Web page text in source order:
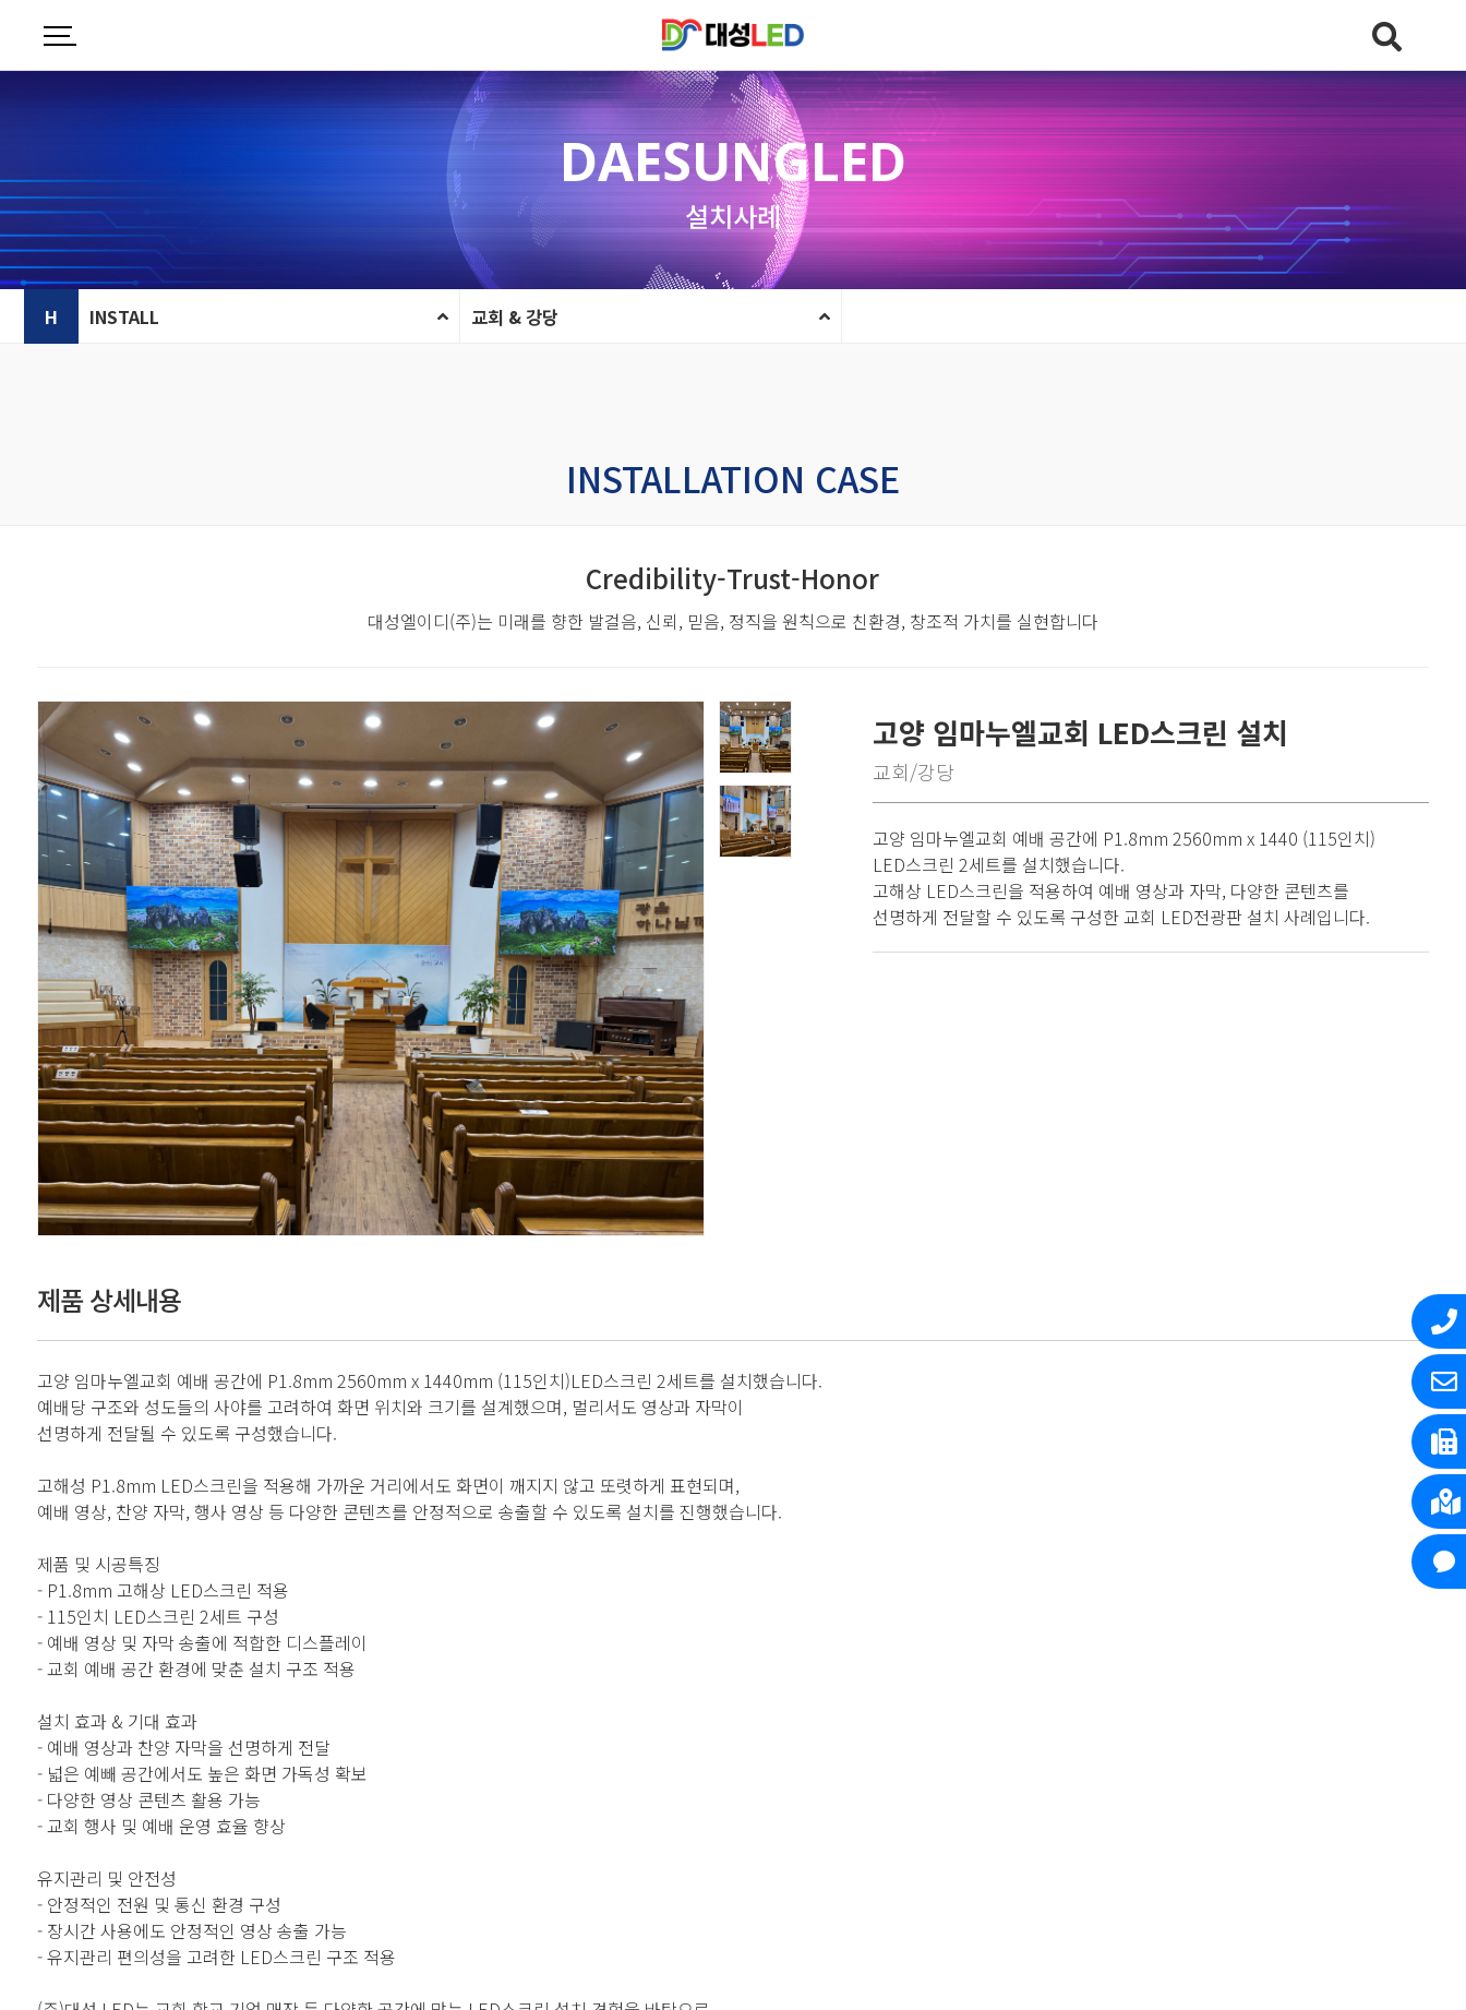
DAESUNGLED
설치사례
H INSTALL 교회 & 강당
INSTALLATION CASE
Credibility-Trust-Honor
대성엘이디(주)는 미래를 향한 발걸음, 신뢰, 믿음, 정직을 원칙으로 친환경, 창조적 가치를 실현합니다
고양 임마누엘교회 LED스크린 설치
교회/강당
고양 임마누엘교회 예배 공간에 P1.8mm 2560mm x 1440 (115인치)
LED스크린 2세트를 설치했습니다.
고해상 LED스크린을 적용하여 예배 영상과 자막, 다양한 콘텐츠를
선명하게 전달할 수 있도록 구성한 교회 LED전광판 설치 사례입니다.
제품 상세내용
고양 임마누엘교회 예배 공간에 P1.8mm 2560mm x 1440mm (115인치)LED스크린 2세트를 설치했습니다.
예배당 구조와 성도들의 사야를 고려하여 화면 위치와 크기를 설계했으며, 멀리서도 영상과 자막이
선명하게 전달될 수 있도록 구성했습니다.
고해성 P1.8mm LED스크린을 적용해 가까운 거리에서도 화면이 깨지지 않고 또렷하게 표현되며,
예배 영상, 찬양 자막, 행사 영상 등 다양한 콘텐츠를 안정적으로 송출할 수 있도록 설치를 진행했습니다.
제품 및 시공특징
- P1.8mm 고해상 LED스크린 적용
- 115인치 LED스크린 2세트 구성
- 예배 영상 및 자막 송출에 적합한 디스플레이
- 교회 예배 공간 환경에 맞춘 설치 구조 적용
설치 효과 & 기대 효과
- 예배 영상과 찬양 자막을 선명하게 전달
- 넓은 예빼 공간에서도 높은 화면 가독성 확보
- 다양한 영상 콘텐츠 활용 가능
- 교회 행사 및 예배 운영 효율 향상
유지관리 및 안전성
- 안정적인 전원 및 통신 환경 구성
- 장시간 사용에도 안정적인 영상 송출 가능
- 유지관리 편의성을 고려한 LED스크린 구조 적용